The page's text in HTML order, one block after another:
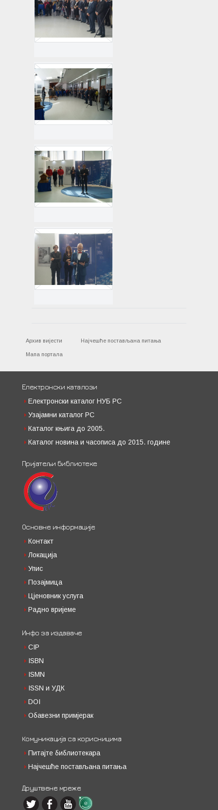
Архив вијести Најчешће постављана питања
Мапа портала
Електронски каталози
Електронски каталог НУБ РС
Узајамни каталог РС
Каталог књига до 2005.
Каталог новина и часописа до 2015. године
Пријатељи библиотеке
Основне информације
Контакт
Локација
Упис
Позајмица
Цјеновник услуга
Радно вријеме
Инфо за издаваче
CIP
ISBN
ISMN
ISSN и УДК
DOI
Обавезни примјерак
Комуникација са корисницима
Питајте библиотекара
Најчешће постављана питања
Друштвене мреже